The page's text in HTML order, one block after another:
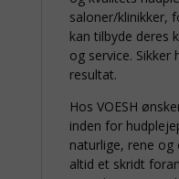
saloner/klinikker,
kan tilbyde deres
og service.
resultat.
Hos VOESH
inden for
naturlige, rene
altid et skridt